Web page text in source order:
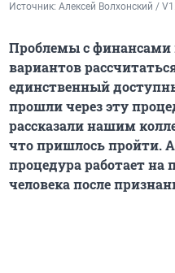
Источник: Алексей Волхонский /
Проблемы с финансами
вариантов
единственный
прошли через эту
рассказали нашим
что пришлось пройти.
процедура работает
человека после